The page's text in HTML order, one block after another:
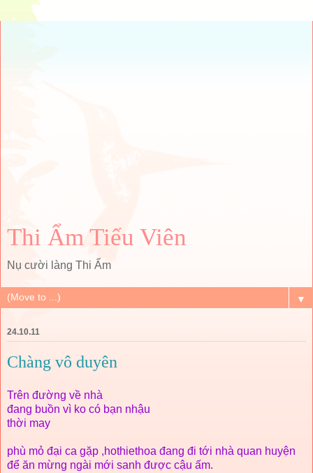
Thi Ẩm Tiếu Viên
Nụ cười làng Thi Ẩm
▼
24.10.11
Chàng vô duyên
Trên đường về nhà
đang buồn vì ko có bạn nhậu
thời may
phù mỏ đại ca gặp ,hothiethoa đang đi tới nhà quan huyện
để ăn mừng ngài mới sanh được cậu ấm.